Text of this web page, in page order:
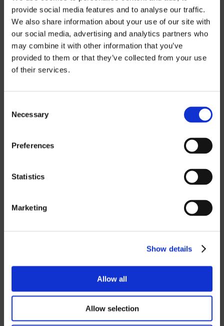
provide social media features and to analyse our traffic.
We also share information about your use of our site with
our social media, advertising and analytics partners who
may combine it with other information that you’ve
provided to them or that they’ve collected from your use
of their services.
Selection
Necessary
Preferences
Statistics
Marketing
Show details
Allow all
Allow selection
Om du vill ladda ned våra prislistor måste
du välja i vilken valuta du vill ha prislistan.
Stäng
Logga in